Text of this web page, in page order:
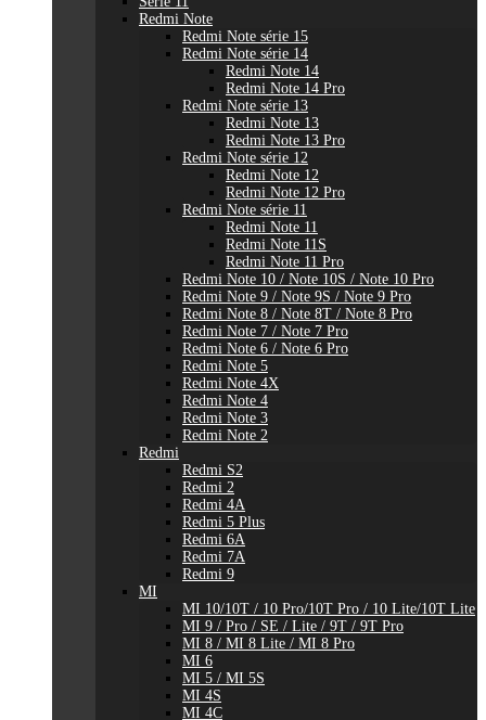
Redmi Note
Redmi Note série 15
Redmi Note série 14
Redmi Note 14
Redmi Note 14 Pro
Redmi Note série 13
Redmi Note 13
Redmi Note 13 Pro
Redmi Note série 12
Redmi Note 12
Redmi Note 12 Pro
Redmi Note série 11
Redmi Note 11
Redmi Note 11S
Redmi Note 11 Pro
Redmi Note 10 / Note 10S / Note 10 Pro
Redmi Note 9 / Note 9S / Note 9 Pro
Redmi Note 8 / Note 8T / Note 8 Pro
Redmi Note 7 / Note 7 Pro
Redmi Note 6 / Note 6 Pro
Redmi Note 5
Redmi Note 4X
Redmi Note 4
Redmi Note 3
Redmi Note 2
Redmi
Redmi S2
Redmi 2
Redmi 4A
Redmi 5 Plus
Redmi 6A
Redmi 7A
Redmi 9
MI
MI 10/10T / 10 Pro/10T Pro / 10 Lite/10T Lite
MI 9 / Pro / SE / Lite / 9T / 9T Pro
MI 8 / MI 8 Lite / MI 8 Pro
MI 6
MI 5 / MI 5S
MI 4S
MI 4C